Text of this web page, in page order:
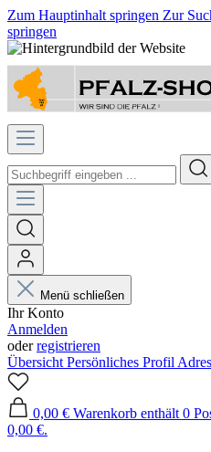
Zum Hauptinhalt springen Zur
springen
Menü schließen
Ihr Konto
Anmelden
oderregistrieren
Übersicht Persönliches Profil
0,00 € Warenkorb enthält 0
0,00 €.